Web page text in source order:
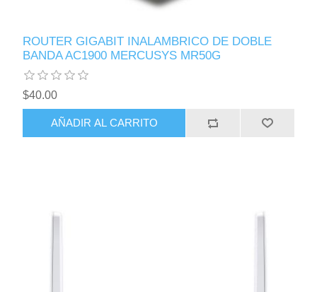
ROUTER GIGABIT INALAMBRICO DE DOBLE
BANDA AC1900 MERCUSYS MR50G
$40.00
AÑADIR AL CARRITO